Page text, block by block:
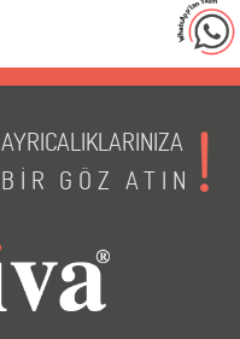
AYRICALIKLARINIZA
BİR GÖZ ATIN